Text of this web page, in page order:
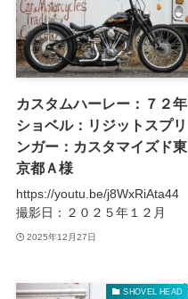
カスタムハーレー：７２年
ショベル：リジットスプリ
ンガー：カスタマイズド東
京都Ａ様
https://youtu.be/j8WxRiAta44
撮影日：２０２５年１２月
2025年12月27日
SHOVEL HEAD